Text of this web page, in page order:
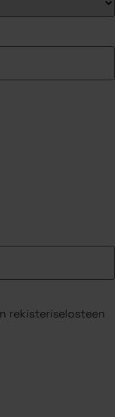
rekisteriselosteen